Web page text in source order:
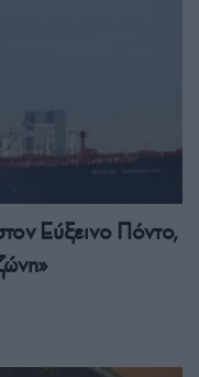
Εύξεινο Πόντο,